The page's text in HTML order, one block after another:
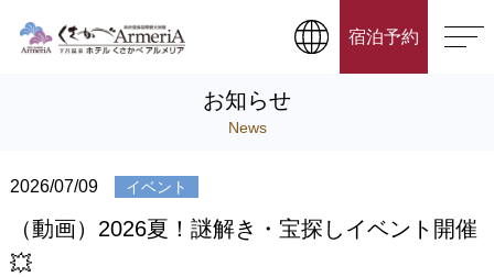
宿泊予約
お知らせ
News
2026/07/09 イベント
（動画）2026夏！謎解き・宝探しイベント開催
💥